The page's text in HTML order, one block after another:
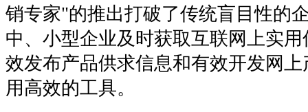
销专家"的推出打破了传统盲目性的
中、小型企业及时获取互联网上实
效发布产品供求信息和有效开发网
用高效的工具。